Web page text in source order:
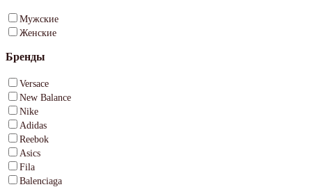
Мужские
Женские
Бренды
Versace
New Balance
Nike
Adidas
Reebok
Asics
Fila
Balenciaga